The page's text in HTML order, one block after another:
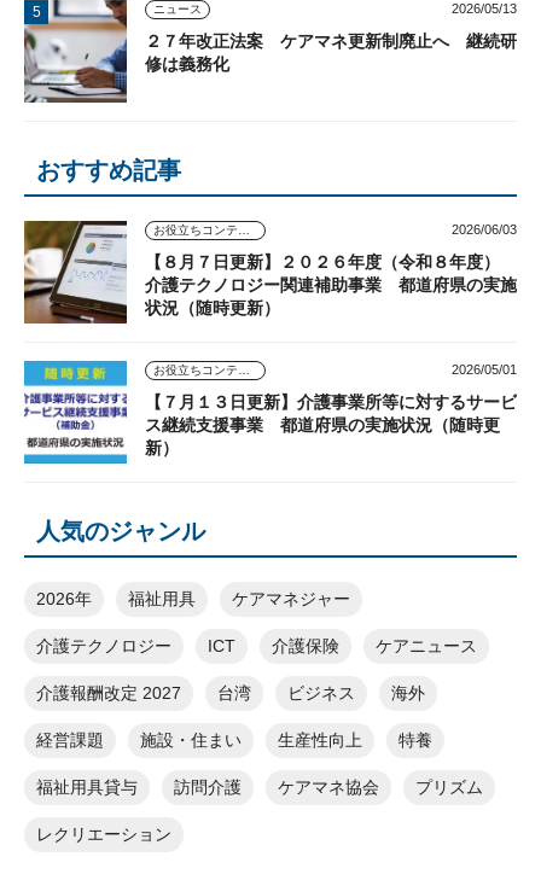
ニュース 2026/05/13
２７年改正法案 ケアマネ更新制廃止へ 継続研
修は義務化
おすすめ記事
お役立ちコンテンツ 2026/06/03
【８月７日更新】２０２６年度（令和８年度）
介護テクノロジー関連補助事業 都道府県の実施
状況（随時更新）
お役立ちコンテンツ 2026/05/01
【７月１３日更新】介護事業所等に対するサービ
ス継続支援事業 都道府県の実施状況（随時更
新）
人気のジャンル
2026年 福祉用具 ケアマネジャー
介護テクノロジー ICT 介護保険 ケアニュース
介護報酬改定 2027 台湾 ビジネス 海外
経営課題 施設・住まい 生産性向上 特養
福祉用具貸与 訪問介護 ケアマネ協会 プリズム
レクリエーション